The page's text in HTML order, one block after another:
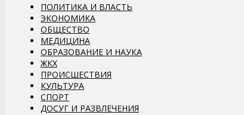
ПОЛИТИКА И ВЛАСТЬ
ЭКОНОМИКА
ОБЩЕСТВО
МЕДИЦИНА
ОБРАЗОВАНИЕ И НАУКА
ЖКХ
ПРОИСШЕСТВИЯ
КУЛЬТУРА
СПОРТ
ДОСУГ И РАЗВЛЕЧЕНИЯ